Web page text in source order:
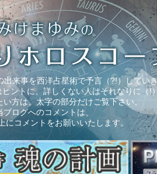
出来事を西洋占星術で予言（?!）してい
ントに、詳しくない人はそれなりに（!
方は、太字の部分だけご覧下さい。
ブログへのコメントは、
にコメントをお願いいたします。